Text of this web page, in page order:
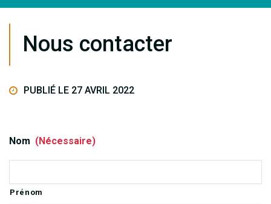
Nous contacter
PUBLIÉ LE 27 AVRIL 2022
Nom (Nécessaire)
Prénom